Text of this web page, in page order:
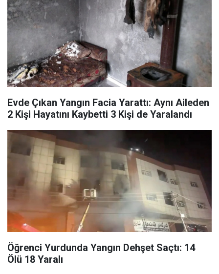
Evde Çıkan Yangın Facia Yarattı: Aynı Aileden
2 Kişi Hayatını Kaybetti 3 Kişi de Yaralandı
Öğrenci Yurdunda Yangın Dehşet Saçtı: 14
Ölü 18 Yaralı